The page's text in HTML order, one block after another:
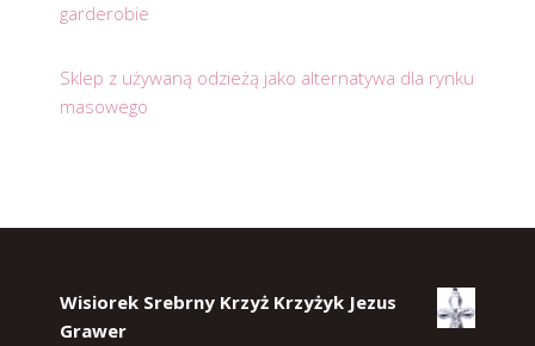
garderobie
Sklep z używaną odzieżą jako alternatywa dla rynku
masowego
Wisiorek Srebrny Krzyż Krzyżyk Jezus
Grawer